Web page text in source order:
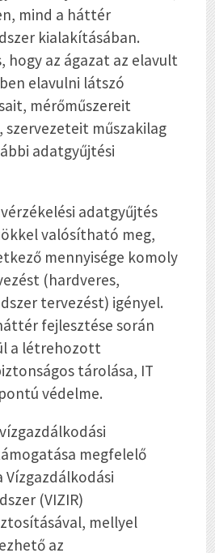
mind a háttér
kialakításában.
hogy az ágazat az elavult
elavulni látszó
mérőműszereit
szervezeteit műszakilag
adatgyűjtési
adatgyűjtés
valósítható meg,
mennyisége komoly
(hardveres,
tervezést) igényel.
fejlesztése során
a létrehozott
tárolása, IT
védelme.
megfelelő
(VIZIR)
mellyel
az